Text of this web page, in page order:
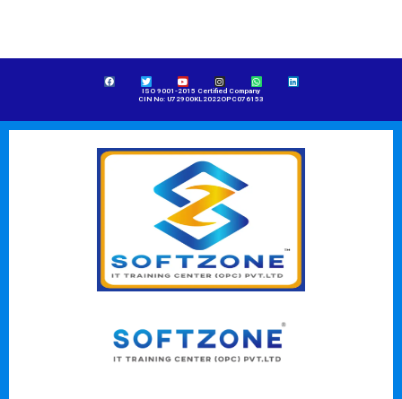
ISO 9001-2015 Certified Company
CIN No: U72900KL2022OPC076153